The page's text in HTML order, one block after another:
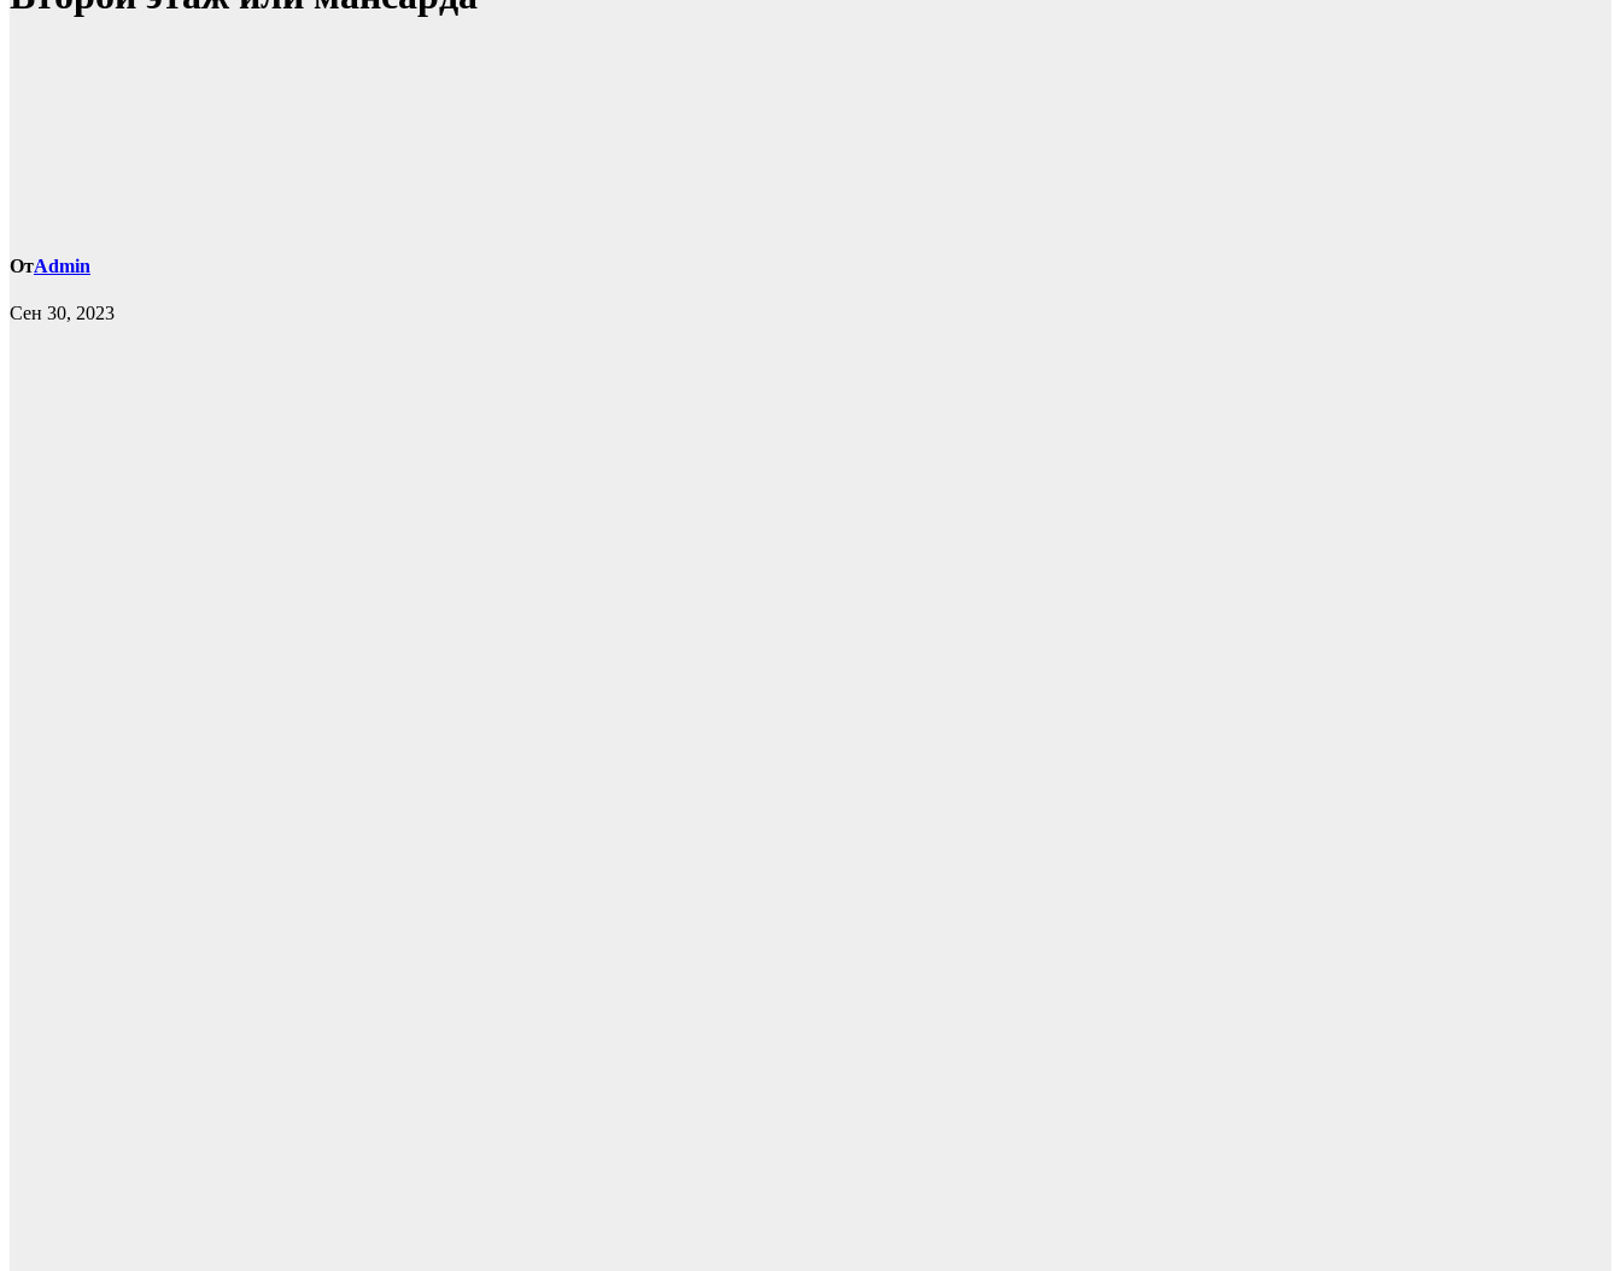
ОтAdmin
Сен 30, 2023